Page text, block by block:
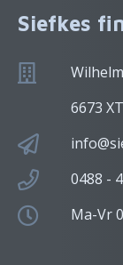
Siefkes
6673
0488 -
Ma-Vr